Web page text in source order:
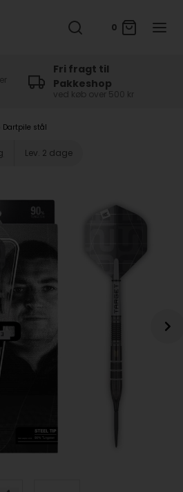
0
Fri fragt til
Pakkeshop
ved køb over 500 kr
Dartpile stål
Lev. 2 dage